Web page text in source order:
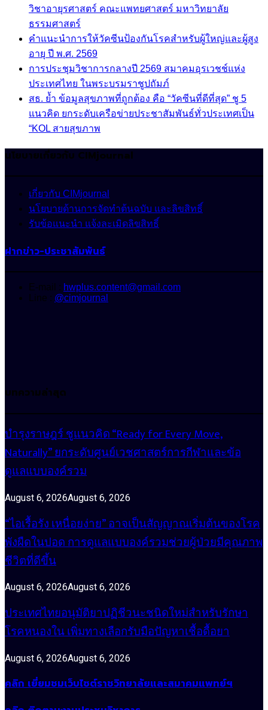
วิชาอายุรศาสตร์ คณะแพทยศาสตร์ มหาวิทยาลัย
ธรรมศาสตร์
คำแนะนำการให้วัคซีนป้องกันโรคสำหรับผู้ใหญ่และผู้สูง
อายุ ปี พ.ศ. 2569
การประชุมวิชาการกลางปี 2569 สมาคมอุรเวชช์แห่ง
ประเทศไทย ในพระบรมราชูปถัมภ์
สธ. ย้ำ ข้อมูลสุขภาพที่ถูกต้อง คือ “วัคซีนที่ดีที่สุด” ชู 5
แนวคิด ยกระดับเครือข่ายประชาสัมพันธ์ทั่วประเทศเป็น
“KOL สายสุขภาพ
นโยบายเกี่ยวกับ CIMjournal
เกี่ยวกับ CIMjournal
นโยบายด้านการจัดทำต้นฉบับ และลิขสิทธิ์
รับข้อแนะนำ แจ้งละเมิดลิขสิทธิ์
ฝากข่าว-ประชาสัมพันธ์
E-mail : hwplus.content@gmail.com
Line : @cimjournal
บทความล่าสุด
บำรุงราษฎร์ ชูแนวคิด “Ready for Every Move,
Naturally” ยกระดับศูนย์เวชศาสตร์การกีฬาและข้อ
ดูแลแบบองค์รวม
August 6, 2026August 6, 2026
“ไอเรื้อรัง เหนื่อยง่าย” อาจเป็นสัญญาณเริ่มต้นของโรค
พังผืดในปอด การดูแลแบบองค์รวมช่วยผู้ป่วยมีคุณภาพ
ชีวิตที่ดีขึ้น
August 6, 2026August 6, 2026
ประเทศไทยอนุมัติยาปฏิชีวนะชนิดใหม่สำหรับรักษา
โรคหนองใน เพิ่มทางเลือกรับมือปัญหาเชื้อดื้อยา
August 6, 2026August 6, 2026
คลิก เยี่ยมชมเว็บไซต์ราชวิทยาลัยและสมาคมแพทย์ฯ